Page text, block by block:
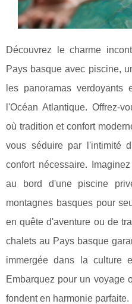
Découvrez le charme
Pays basque avec piscine,
les panoramas
l'Océan Atlantique. Offrez-
où tradition et confort
vous séduire par l'intimité
confort nécessaire.
au bord d'une piscine
montagnes basques pour
en quête d'aventure ou de
chalets au Pays basque
immergée dans la culture
Embarquez pour un voyage
fondent en harmonie parfaite.